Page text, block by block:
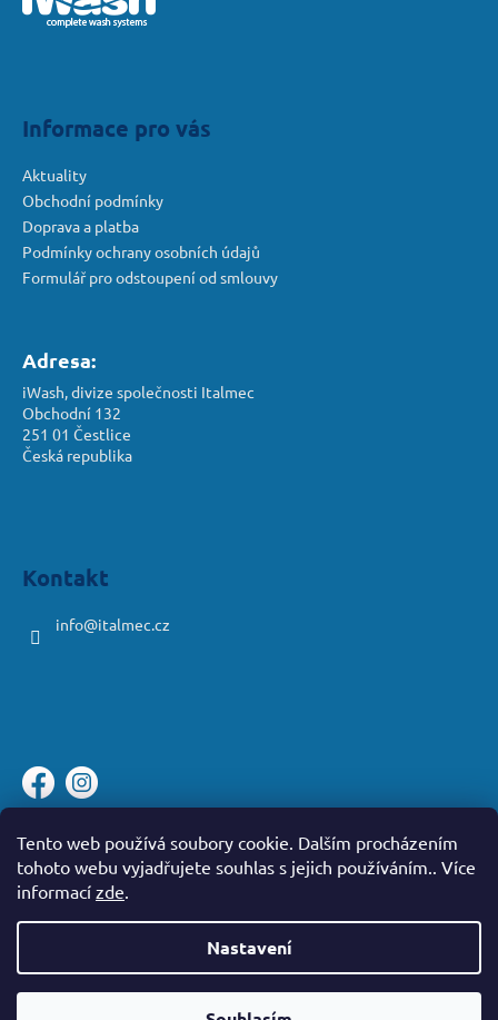
Tento web používá soubory cookie. Dalším procházením
tohoto webu vyjadřujete souhlas s jejich používáním.. Více
informací zde.
Nastavení
Informace pro vás
Aktuality
Obchodní podmínky
Doprava a platba
Podmínky ochrany osobních údajů
Formulář pro odstoupení od smlouvy
Adresa:
iWash, divize společnosti Italmec
Obchodní 132
251 01 Čestlice
Česká republika
Kontakt
info@italmec.cz